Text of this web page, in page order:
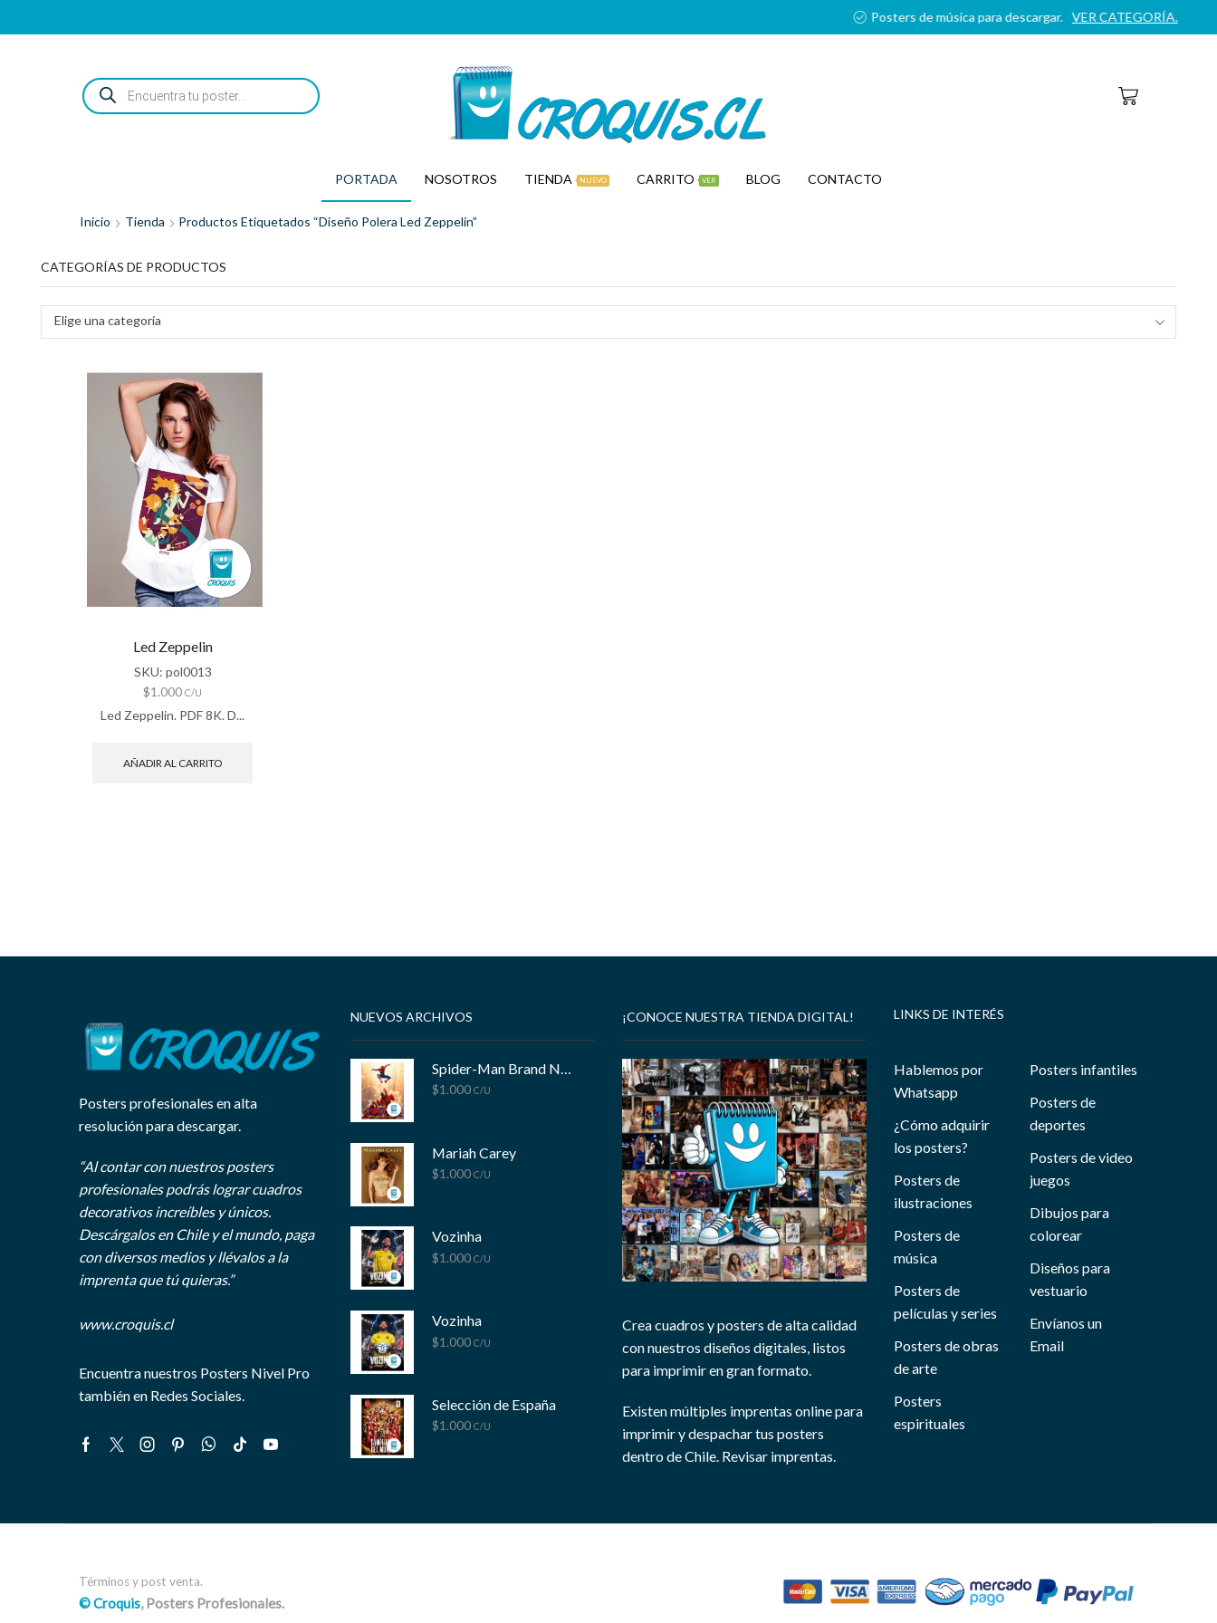
ENCUENTRA
TU
POSTER...
PORTADA NOSOTROS TIENDA NUEVO CARRITO VER BLOG CONTACTO
Inicio Tienda Productos Etiquetados “diseño Polera Led Zeppelin”
CATEGORÍAS DE PRODUCTOS
Elige una categoría
Led Zeppelin
SKU: pol0013
$1.000 C/U
Led Zeppelin. PDF 8K. D...
AÑADIR AL CARRITO
Posters profesionales en alta
resolución para descargar.
“Al contar con nuestros posters
profesionales podrás lograr cuadros
decorativos increíbles y únicos.
Descárgalos en Chile y el mundo, paga
con diversos medios y llévalos a la
imprenta que tú quieras.”
www.croquis.cl
Encuentra nuestros Posters Nivel Pro
también en Redes Sociales.
Facebook
TwitterInstagram
PinterestWhatsapp
Tik- Youtube
NUEVOS ARCHIVOS
$1.000 C/U
Mariah Carey
$1.000 C/U
Vozinha
$1.000 C/U
Vozinha
$1.000 C/U
Selección de España
$1.000 C/U
¡CONOCE NUESTRA TIENDA DIGITAL!
Crea cuadros y posters de alta calidad
con nuestros diseños digitales, listos
para imprimir en gran formato.
Existen múltiples imprentas online para
imprimir y despachar tus posters
dentro de Chile. Revisar imprentas.
LINKS DE INTERÉS
Hablemos por
Whatsapp
¿Cómo adquirir
los posters?
Posters de
ilustraciones
Posters de
música
Posters de
películas y series
Posters de obras
de arte
Posters
espirituales
Posters infantiles
Posters de
deportes
Posters de video
juegos
Dibujos para
colorear
Diseños para
vestuario
Envíanos un
Email
Términos y post venta.
© Croquis, Posters Profesionales.